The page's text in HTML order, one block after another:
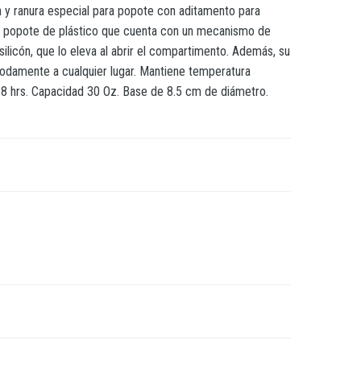
ranura especial para popote con aditamento para
de plástico que cuenta con un mecanismo de
que lo eleva al abrir el compartimento. Además, su
a cualquier lugar. Mantiene temperatura
hrs. Capacidad 30 Oz. Base de 8.5 cm de diámetro.